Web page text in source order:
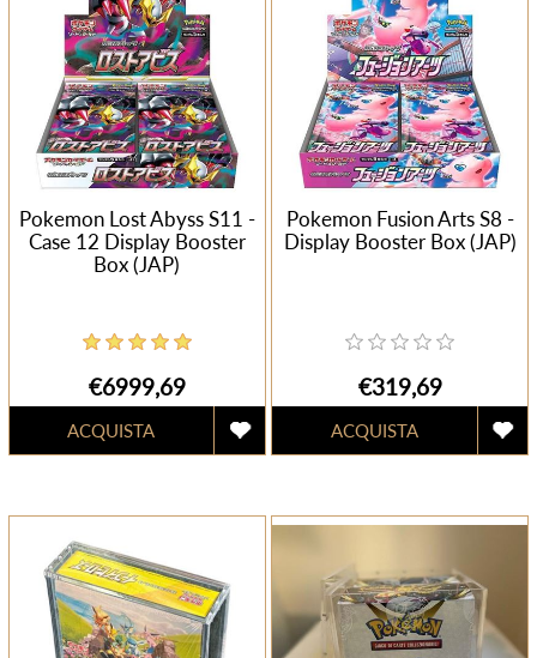
Pokemon Lost Abyss S11 -
Case 12 Display Booster
Box (JAP)
€6999,69
Pokemon Fusion Arts S8 -
Display Booster Box (JAP)
€319,69